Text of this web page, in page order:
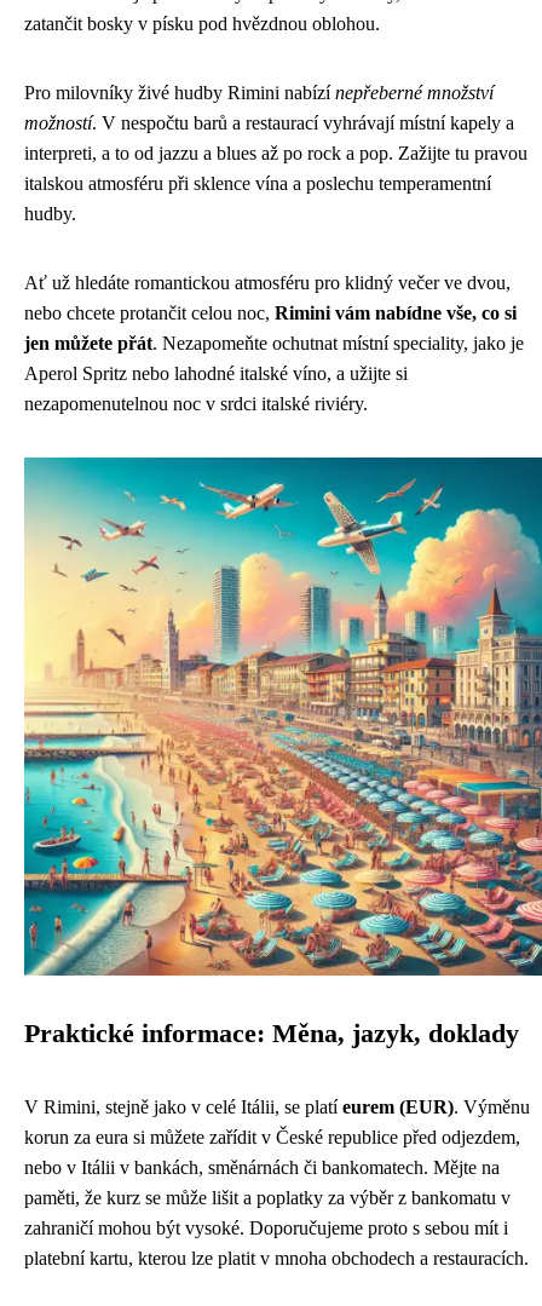
zatančit bosky v písku pod hvězdnou oblohou.
Pro milovníky živé hudby Rimini nabízínepřeberné množství
možností. V nespočtu barů a restaurací vyhrávají místní kapely a
interpreti, a to od jazzu a blues až po rock a pop. Zažijte tu pravou
italskou atmosféru při sklence vína a poslechu temperamentní
hudby.
Ať už hledáte romantickou atmosféru pro klidný večer ve dvou,
nebo chcete protančit celou noc, Rimini vám nabídne vše, co si
jen můžete přát. Nezapomeňte ochutnat místní speciality, jako je
Aperol Spritz nebo lahodné italské víno, a užijte si
nezapomenutelnou noc v srdci italské riviéry.
Praktické informace: Měna, jazyk, doklady
V Rimini, stejně jako v celé Itálii, se platíeurem (EUR). Výměnu
korun za eura si můžete zařídit v České republice před odjezdem,
nebo v Itálii v bankách, směnárnách či bankomatech. Mějte na
paměti, že kurz se může lišit a poplatky za výběr z bankomatu v
zahraničí mohou být vysoké. Doporučujeme proto s sebou mít i
platební kartu, kterou lze platit v mnoha obchodech a restauracích.